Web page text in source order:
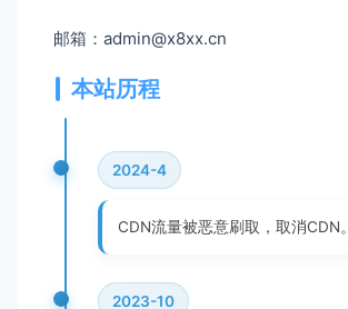
邮箱：admin@x8xx.cn
本站历程
2024-4
CDN流量被恶意刷取，取消CDN。
2023-10